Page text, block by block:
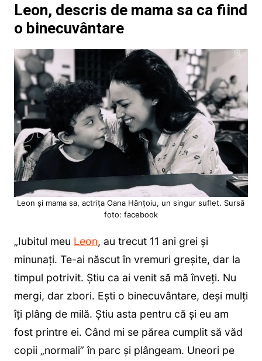
Leon, descris de mama sa ca fiind
o binecuvântare
Leon și mama sa, actrița Oana Hănțoiu, un singur suflet. Sursă
foto: facebook
„Iubitul meu Leon, au trecut 11 ani grei și
minunați. Te-ai născut în vremuri greșite, dar la
timpul potrivit. Știu ca ai venit să mă înveți. Nu
mergi, dar zbori. Ești o binecuvântare, deși mulți
îți plâng de milă. Știu asta pentru că și eu am
fost printre ei. Când mi se părea cumplit să văd
copii „normali” în parc și plângeam. Uneori pe